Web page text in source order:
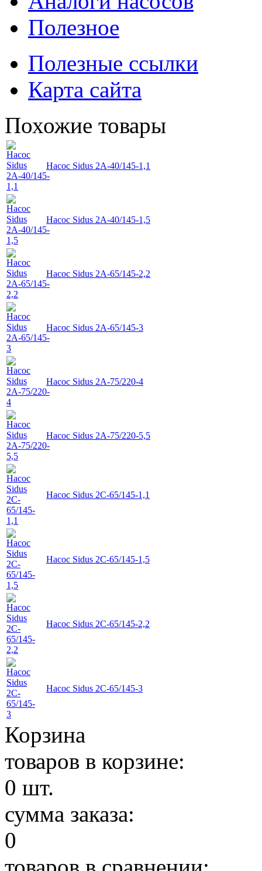
Полезное
Полезные ссылки
Карта сайта
Похожие товары
Насос Sidus 2А-40/145-1,1
Насос Sidus 2А-40/145-1,5
Насос Sidus 2А-65/145-2,2
Насос Sidus 2А-65/145-3
Насос Sidus 2А-75/220-4
Насос Sidus 2А-75/220-5,5
Насос Sidus 2C-65/145-1,1
Насос Sidus 2C-65/145-1,5
Насос Sidus 2C-65/145-2,2
Насос Sidus 2C-65/145-3
Корзина
товаров в корзине:
0 шт.
сумма заказа:
0